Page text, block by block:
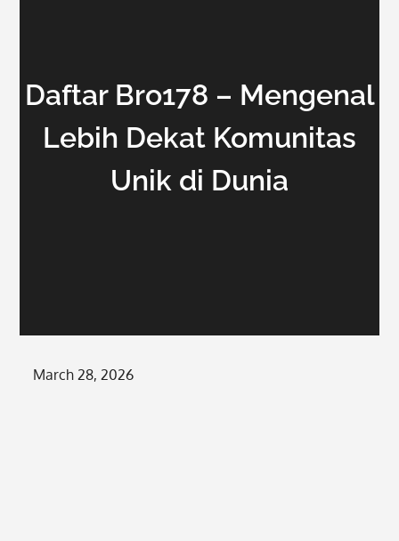
Daftar Bro178 – Mengenal
Lebih Dekat Komunitas
Unik di Dunia
Posted
March 28, 2026